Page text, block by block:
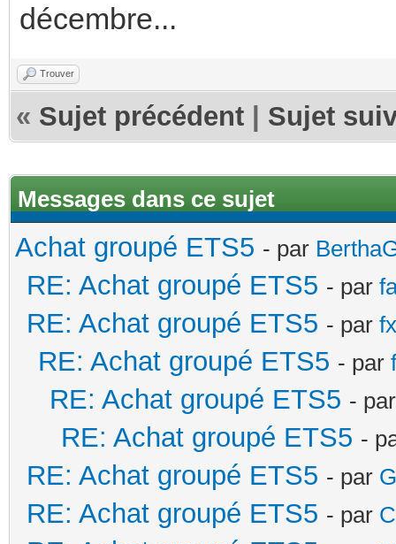
décembre...
Trouver
« Sujet précédent Sujet
Messages dans ce sujet
Achat groupé ETS5 - par
RE: Achat groupé ETS5 - par
RE: Achat groupé ETS5 - par
RE: Achat groupé ETS5 - par
RE: Achat groupé ETS5 -
RE: Achat groupé ETS5 -
RE: Achat groupé ETS5 - par
RE: Achat groupé ETS5 - par